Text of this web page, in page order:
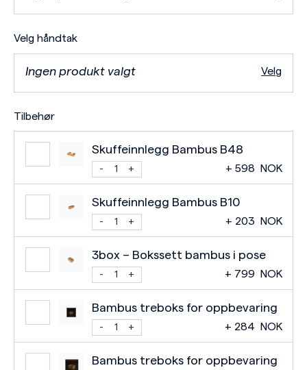
Velg håndtak
Ingen produkt valgt Velg
Tilbehør
Skuffeinnlegg Bambus B48
+ 598 NOK
Skuffeinnlegg Bambus B10
+ 203 NOK
3box – Bokssett bambus i pose
+ 799 NOK
Bambus treboks for oppbevaring
+ 284 NOK
Bambus treboks for oppbevaring